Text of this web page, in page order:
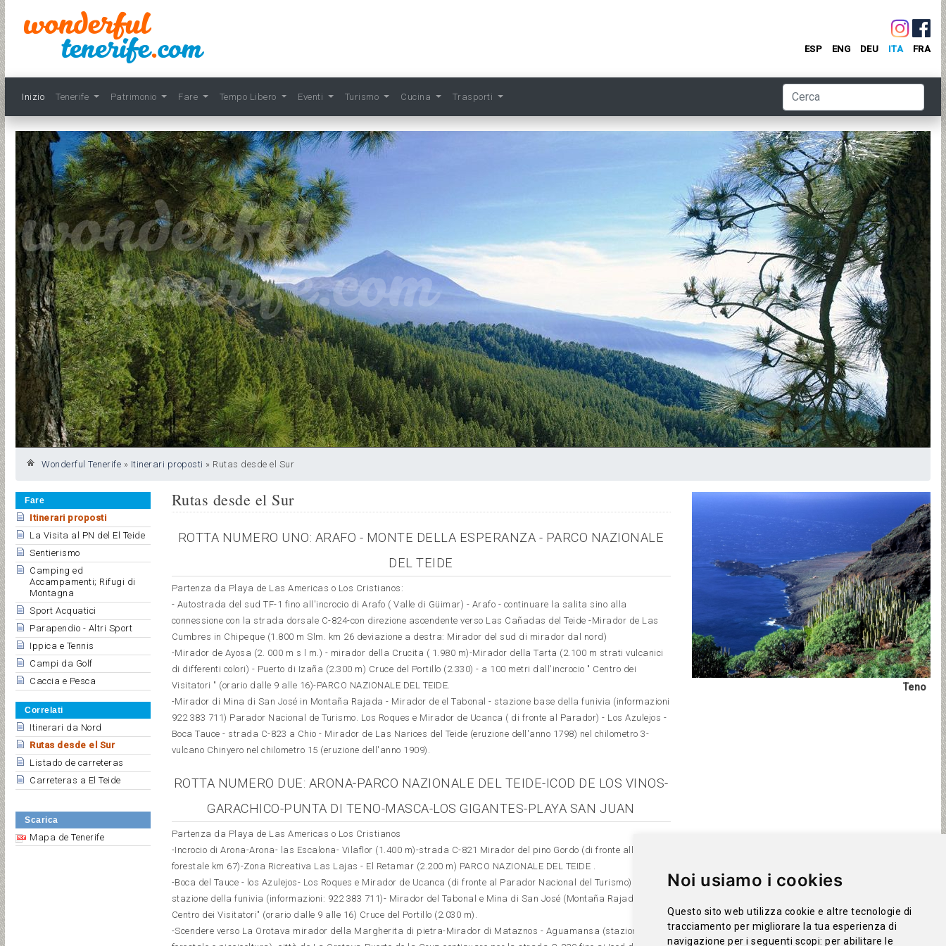
Noi usiamo i cookies
Questo sito web utilizza cookie e altre tecnologie di
tracciamento per migliorare la tua esperienza di
navigazione per i seguenti scopi:per abilitare le
Inizio Tenerife Patrimonio Fare Tempo Libero Eventi Turismo Cucina Trasporti
ESP ENG DEU ITA FRA
Wonderful Tenerife » Itinerari proposti » Rutas desde el Sur
Fare
Itinerari proposti
La Visita al PN del El Teide
Sentierismo
Camping ed
Accampamenti; Rifugi di
Montagna
Sport Acquatici
Parapendio - Altri Sport
Ippica e Tennis
Campi da Golf
Caccia e Pesca
Correlati
Itinerari da Nord
Rutas desde el Sur
Listado de carreteras
Carreteras a El Teide
Scarica
Mapa de Tenerife
Rutas desde el Sur
ROTTA NUMERO UNO: ARAFO - MONTE DELLA ESPERANZA - PARCO NAZIONALE
DEL TEIDE
Partenza da Playa de Las Americas o Los Cristianos:
- Autostrada del sud TF-1 fino all'incrocio di Arafo ( Valle di Güimar) - Arafo - continuare la salita sino alla
connessione con la strada dorsale C-824-con direzione ascendente verso Las Cañadas del Teide -Mirador de Las
Cumbres in Chipeque (1.800 m Slm. km 26 deviazione a destra: Mirador del sud di mirador dal nord)
-Mirador de Ayosa (2. 000 m s l m.) - mirador della Crucita ( 1.980 m)-Mirador della Tarta (2.100 m strati vulcanici
di differenti colori) - Puerto di Izaña (2.300 m) Cruce del Portillo (2.330) - a 100 metri dall'incrocio " Centro dei
Visitatori " (orario dalle 9 alle 16)-PARCO NAZIONALE DEL TEIDE.
-Mirador di Mina di San José in Montaña Rajada - Mirador de el Tabonal - stazione base della funivia (informazioni
922 383 711) Parador Nacional de Turismo. Los Roques e Mirador de Ucanca ( di fronte al Parador) - Los Azulejos -
Boca Tauce - strada C-823 a Chio - Mirador de Las Narices del Teide (eruzione dell'anno 1798) nel chilometro 3-
vulcano Chinyero nel chilometro 15 (eruzione dell'anno 1909).
ROTTA NUMERO DUE: ARONA-PARCO NAZIONALE DEL TEIDE-ICOD DE LOS VINOS-
GARACHICO-PUNTA DI TENO-MASCA-LOS GIGANTES-PLAYA SAN JUAN
Partenza da Playa de Las Americas o Los Cristianos
-Incrocio di Arona-Arona- las Escalona- Vilaflor (1.400 m)-strada C-821 Mirador del pino Gordo (di fronte alla casa
forestale km 67)-Zona Ricreativa Las Lajas - El Retamar (2.200 m) PARCO NAZIONALE DEL TEIDE .
-Boca del Tauce - los Azulejos- Los Roques e Mirador de Ucanca (di fronte al Parador Nacional del Turismo) -
stazione della funivia (informazioni: 922 383 711)- Mirador del Tabonal e Mina di San José (Montaña Rajada) - "
Centro dei Visitatori" (orario dalle 9 alle 16) Cruce del Portillo (2.030 m).
-Scendere verso La Orotava mirador della Margherita di pietra-Mirador di Mataznos - Aguamansa (stazione
Teno